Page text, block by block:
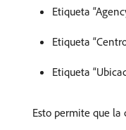
Etiqueta
Etiqueta
Etiqueta
Esto permite que